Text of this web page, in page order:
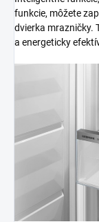
funkcie, môžete
dvierka mrazničky.
a energeticky